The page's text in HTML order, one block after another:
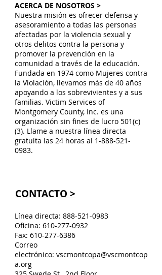
ACERCA DE NOSOTROS >
Nuestra misión es ofrecer defensa y
asesoramiento a todas las personas
afectadas por la violencia sexual y
otros delitos contra la persona y
promover la prevención en la
comunidad a través de la educación.
Fundada en 1974 como Mujeres contra
la Violación, llevamos más de 40 años
apoyando a los sobrevivientes y a sus
familias. Victim Services of
Montgomery County, Inc. es una
organización sin fines de lucro 501(c)
(3). Llame a nuestra línea directa
gratuita las 24 horas al 1-888-521-
0983.
CONTACTO >
Línea directa: 888-521-0983
Oficina: 610-277-0932
Fax: 610-277-6386
Correo
electrónico: vscmontcopa@vscmontcop
a.org